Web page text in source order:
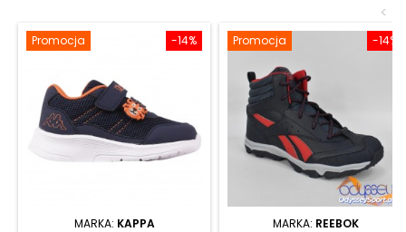
<
-14%
Promocja
MARKA: KAPPA
-14%
Promocja
MARKA: REEBOK